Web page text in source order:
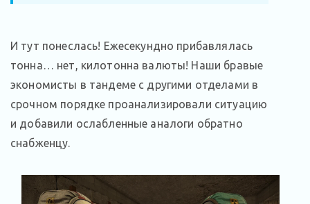
И тут понеслась! Ежесекундно прибавлялась
тонна… нет, килотонна валюты! Наши бравые
экономисты в тандеме с другими отделами в
срочном порядке проанализировали ситуацию
и добавили ослабленные аналоги обратно
снабженцу.